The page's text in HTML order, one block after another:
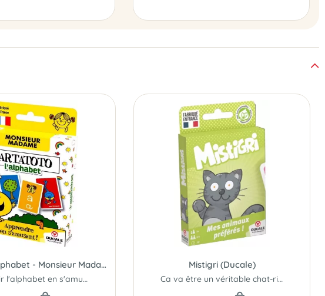
Cartatoto Alphabet - Monsieur Madame
Découvrir l'alphabet en s'amusant.
Mistigri (Ducale)
Ca va être un véritable chat-rivari !